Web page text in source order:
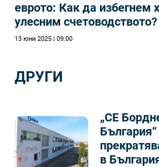
еврото: Как да избегнем
улесним счетоводството?
13 юни 2025 | 09:00
ДРУГИ
„СЕ
в